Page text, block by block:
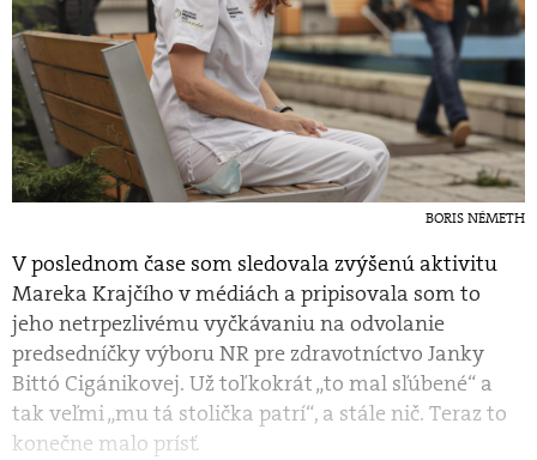
BORIS NÉMETH
V poslednom čase som sledovala zvýšenú aktivitu
Mareka Krajčího v médiách a pripisovala som to
jeho netrpezlivému vyčkávaniu na odvolanie
predsedníčky výboru NR pre zdravotníctvo Janky
Bittó Cigánikovej. Už toľkokrát „to mal sľúbené“ a
tak veľmi „mu tá stolička patrí“, a stále nič. Teraz to
konečne malo prísť.